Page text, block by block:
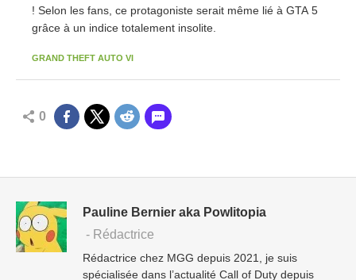
! Selon les fans, ce protagoniste serait même lié à GTA 5
grâce à un indice totalement insolite.
GRAND THEFT AUTO VI
0
Pauline Bernier aka Powlitopia
- Rédactrice
Rédactrice chez MGG depuis 2021, je suis
spécialisée dans l’actualité Call of Duty depuis